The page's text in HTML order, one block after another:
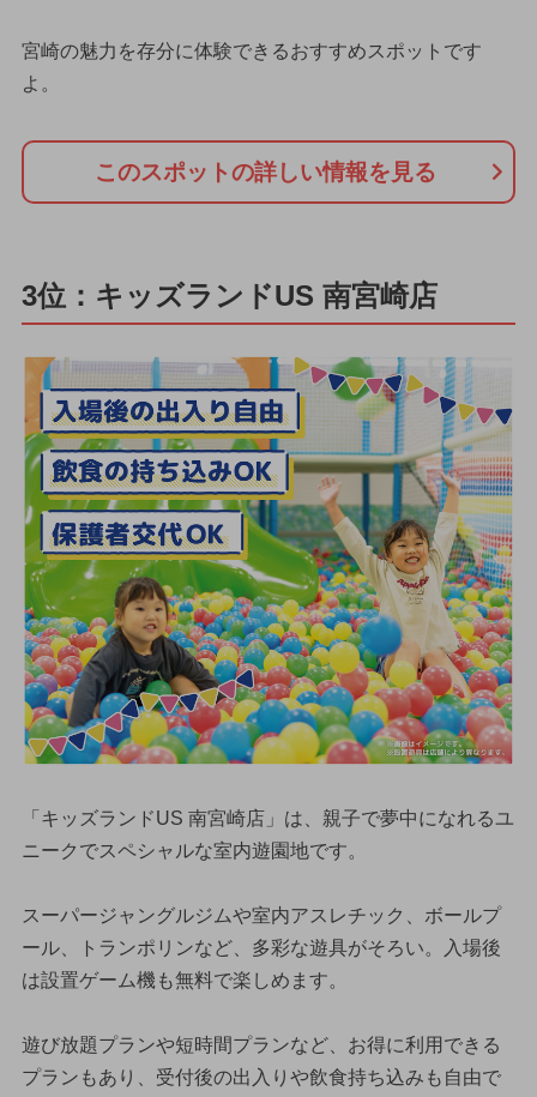
宮崎の魅力を存分に体験できるおすすめスポットです
よ。
このスポットの詳しい情報を見る
3位：キッズランドUS 南宮崎店
「キッズランドUS 南宮崎店」は、親子で夢中になれるユ
ニークでスペシャルな室内遊園地です。
スーパージャングルジムや室内アスレチック、ボールプ
ール、トランポリンなど、多彩な遊具がそろい。入場後
は設置ゲーム機も無料で楽しめます。
遊び放題プランや短時間プランなど、お得に利用できる
プランもあり、受付後の出入りや飲食持ち込みも自由で